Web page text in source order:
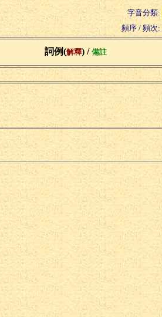
字音分類:
頻序 / 頻次:
詞例(解釋) / 備註